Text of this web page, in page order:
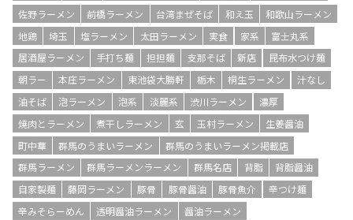
佐野ラーメン
前橋ラーメン 台湾まぜそば 和え玉
和歌山ラーメン
地鶏
埼玉 塩ラーメン 太田ラーメン 実食 家系
富士丸系
居酒屋ラーメン
手打ち麺 担担麺 支那そば 新店
昆布水つけ麺
朝ラー
本庄ラーメン 東池袋大勝軒 栃木 桐生ラーメン
汁なし
油そば
泡ラーメン 泡系 淡麗系 渋川ラーメン
濃厚
焼肉とラーメン
煮干しラーメン 玄 玉村ラーメン
生姜醤油
町中華
群馬のうまいラーメン
群馬のうまいラーメン掲載店
群馬ラーメン
群馬ラーメンラーメン 群馬名店 背脂
背脂醤油
自家製麺
藤岡ラーメン 豚骨 豚骨醤油 豚骨魚介
辛つけ麺
辛みそらーめん
透明醤油ラーメン
醤油ラーメン